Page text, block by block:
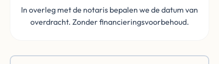
In overleg met de notaris bepalen we de datum van
overdracht. Zonder financieringsvoorbehoud.